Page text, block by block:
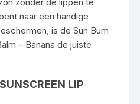
naar een handige
is de Sun Bum
– Banana de juiste
LIP